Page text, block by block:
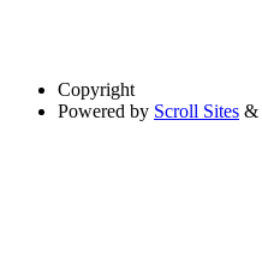
Copyright
Powered by Scroll Sites &